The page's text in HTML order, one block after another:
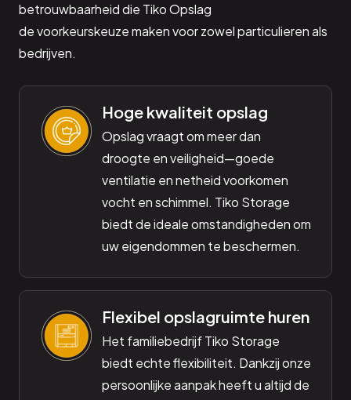
betrouwbaarheid die Tiko Opslag
de voorkeurskeuze maken voor zowel particulieren als
bedrijven.
Hoge kwaliteit opslag
Opslag vraagt om meer dan
droogte en veiligheid—goede
ventilatie en netheid voorkomen
vocht en schimmel. Tiko Storage
biedt de ideale omstandigheden om
uw eigendommen te beschermen.
Flexibel opslagruimte huren
Het familiebedrijf Tiko Storage
biedt echte flexibiliteit. Dankzij onze
persoonlijke aanpak heeft u altijd de